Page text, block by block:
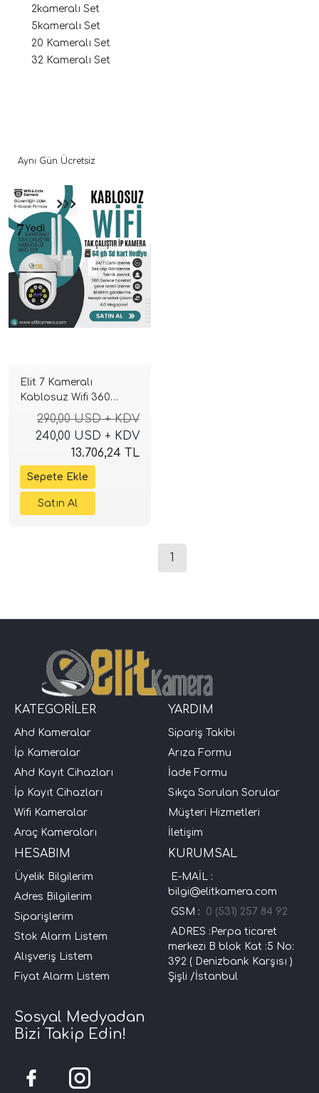
2kameralı Set
5kameralı Set
20 Kameralı Set
32 Kameralı Set
Elit 7 Kameralı
Kablosuz Wifi 360
Derece sesli 4 M.p
GeceRenkli Tak Çalıştır
İp Kamera Seti ( 64GB )
290,00 USD + KDV
240,00 USD + KDV
13.706,24 TL
Aynı Gün Ücretsiz
1
KATEGORİLER
Ahd Kameralar
İp Kameralar
Ahd Kayıt Cihazları
İp Kayıt Cihazları
Wifi Kameralar
Araç Kameraları
YARDIM
Sipariş Takibi
Arıza Formu
İade Formu
Sıkça Sorulan Sorular
Müşteri Hizmetleri
İletişim
HESABIM
Üyelik Bilgilerim
Adres Bilgilerim
Siparişlerim
Stok Alarm Listem
Alışveriş Listem
Fiyat Alarm Listem
KURUMSAL
E-MAİL :
bilgi@elitkamera.com
GSM : 0 (531) 257 84 92
ADRES :Perpa ticaret
merkezi B blok Kat :5 No:
392 ( Denizbank Karşısı )
Şişli /İstanbul
Sosyal Medyadan
Bizi Takip Edin!